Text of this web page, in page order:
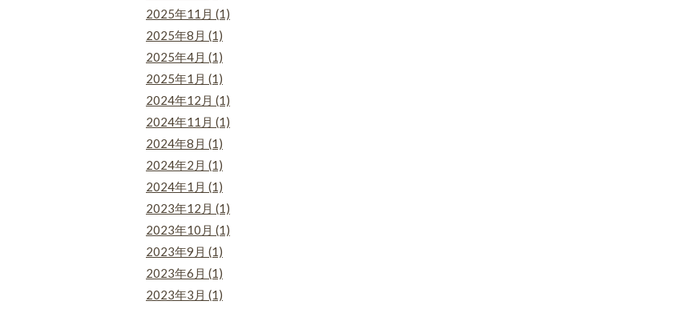
2025年11月 (1)
2025年8月 (1)
2025年4月 (1)
2025年1月 (1)
2024年12月 (1)
2024年11月 (1)
2024年8月 (1)
2024年2月 (1)
2024年1月 (1)
2023年12月 (1)
2023年10月 (1)
2023年9月 (1)
2023年6月 (1)
2023年3月 (1)